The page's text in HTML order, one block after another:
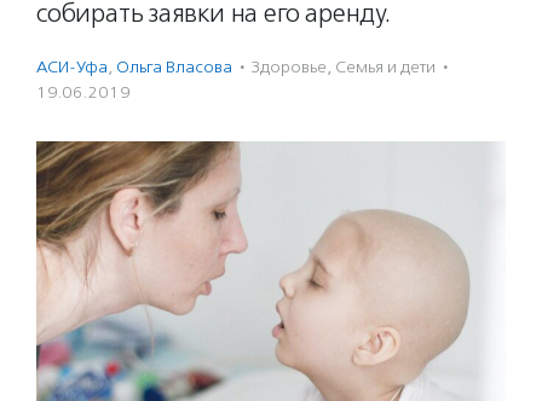
собирать заявки на его аренду.
АСИ-Уфа, Ольга Власова · Здоровье, Семья и дети ·
19.06.2019